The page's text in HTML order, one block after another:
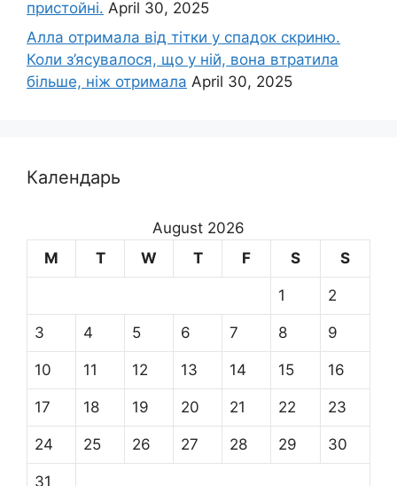
пристойні. April 30, 2025
Алла отримала від тітки у спадок скриню.
Коли з’ясувалося, що у ній, вона втратила
більше, ніж отримала April 30, 2025
Календарь
August 2026
M
T W T F S S
1 2
3 4 5 6 7 8 9
10 11 12 13 14 15 16
17 18 19 20 21 22 23
24 25 26 27 28 29 30
31